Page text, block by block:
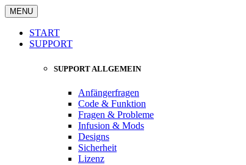
MENU
START
SUPPORT
SUPPORT ALLGEMEIN
Anfängerfragen
Code & Funktion
Fragen & Probleme
Infusion & Mods
Designs
Sicherheit
Lizenz